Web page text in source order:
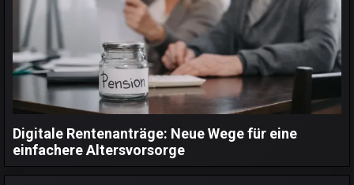
Digitale Rentenanträge: Neue Wege für eine
einfachere Altersvorsorge